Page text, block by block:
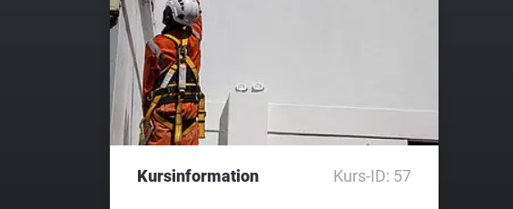
Kursinformation Kurs-ID: 57